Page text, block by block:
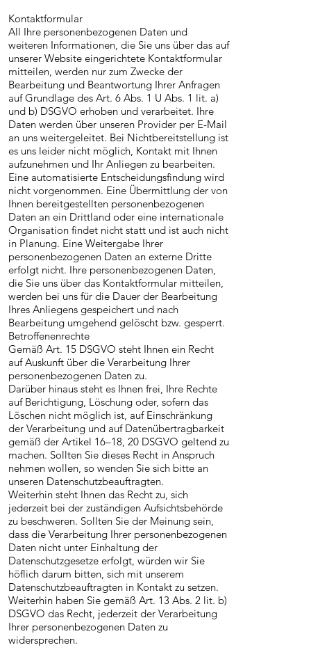
Kontaktformular
All Ihre personenbezogenen Daten und
weiteren Informationen, die Sie uns über das auf
unserer Website eingerichtete Kontaktformular
mitteilen, werden nur zum Zwecke der
Bearbeitung und Beantwortung Ihrer Anfragen
auf Grundlage des Art. 6 Abs. 1 U Abs. 1 lit. a)
und b) DSGVO erhoben und verarbeitet. Ihre
Daten werden über unseren Provider per E-Mail
an uns weitergeleitet. Bei Nichtbereitstellung ist
es uns leider nicht möglich, Kontakt mit Ihnen
aufzunehmen und Ihr Anliegen zu bearbeiten.
Eine automatisierte Entscheidungsfindung wird
nicht vorgenommen. Eine Übermittlung der von
Ihnen bereitgestellten personenbezogenen
Daten an ein Drittland oder eine internationale
Organisation findet nicht statt und ist auch nicht
in Planung. Eine Weitergabe Ihrer
personenbezogenen Daten an externe Dritte
erfolgt nicht. Ihre personenbezogenen Daten,
die Sie uns über das Kontaktformular mitteilen,
werden bei uns für die Dauer der Bearbeitung
Ihres Anliegens gespeichert und nach
Bearbeitung umgehend gelöscht bzw. gesperrt.
Betroffenenrechte
Gemäß Art. 15 DSGVO steht Ihnen ein Recht
auf Auskunft über die Verarbeitung Ihrer
personenbezogenen Daten zu.
Darüber hinaus steht es Ihnen frei, Ihre Rechte
auf Berichtigung, Löschung oder, sofern das
Löschen nicht möglich ist, auf Einschränkung
der Verarbeitung und auf Datenübertragbarkeit
gemäß der Artikel 16–18, 20 DSGVO geltend zu
machen. Sollten Sie dieses Recht in Anspruch
nehmen wollen, so wenden Sie sich bitte an
unseren Datenschutzbeauftragten.
Weiterhin steht Ihnen das Recht zu, sich
jederzeit bei der zuständigen Aufsichtsbehörde
zu beschweren. Sollten Sie der Meinung sein,
dass die Verarbeitung Ihrer personenbezogenen
Daten nicht unter Einhaltung der
Datenschutzgesetze erfolgt, würden wir Sie
höflich darum bitten, sich mit unserem
Datenschutzbeauftragten in Kontakt zu setzen.
Weiterhin haben Sie gemäß Art. 13 Abs. 2 lit. b)
DSGVO das Recht, jederzeit der Verarbeitung
Ihrer personenbezogenen Daten zu
widersprechen.